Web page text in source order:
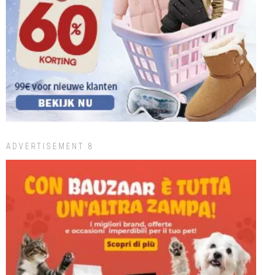
ADVERTISEMENT 8